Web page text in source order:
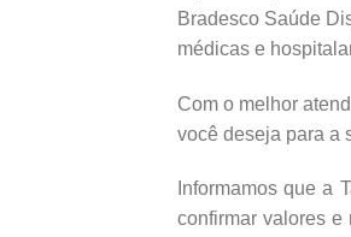
Bradesco Saúde
médicas e
Com o melhor
você deseja para a
Informamos que a
confirmar valores e